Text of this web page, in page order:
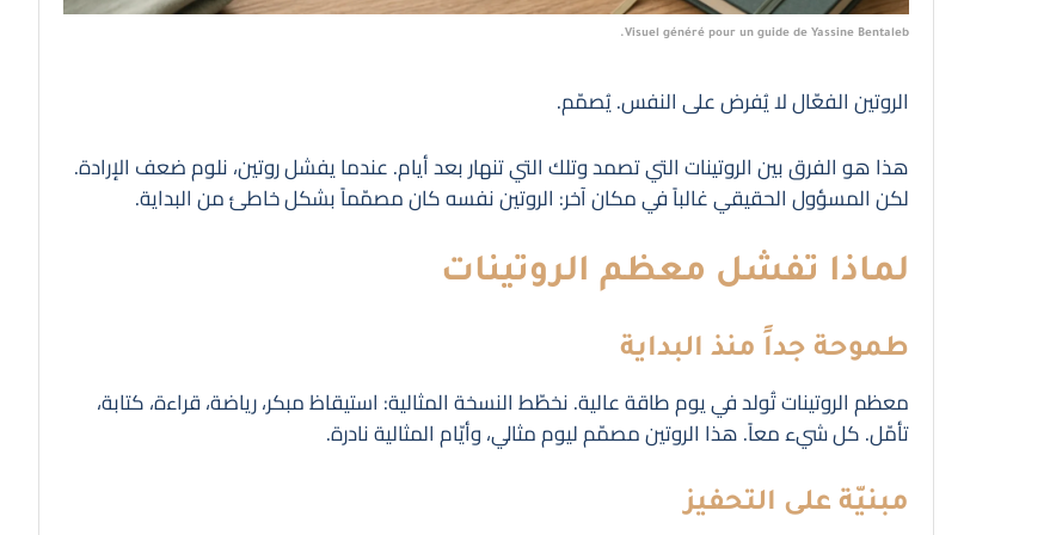
Visuel généré pour un guide de Yassine Bentaleb.
الروتين الفعّال لا يُفرض على النفس. يُصمّم.
هذا هو الفرق بين الروتينات التي تصمد وتلك التي تنهار بعد أيام. عندما يفشل روتين، نلوم ضعف الإرادة.
لكن المسؤول الحقيقي غالباً في مكان آخر: الروتين نفسه كان مصمّماً بشكل خاطئ من البداية.
لماذا تفشل معظم الروتينات
طموحة جداً منذ البداية
معظم الروتينات تُولد في يوم طاقة عالية. نخطّط النسخة المثالية: استيقاظ مبكر، رياضة، قراءة، كتابة،
تأمّل. كل شيء معاً. هذا الروتين مصمّم ليوم مثالي، وأيّام المثالية نادرة.
مبنيّة على التحفيز